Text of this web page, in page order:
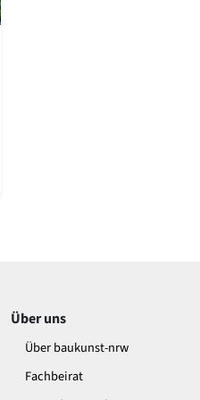
NRW 2020
der Nachkriegszeit)
Über uns
Über baukunst-nrw
Fachbeirat